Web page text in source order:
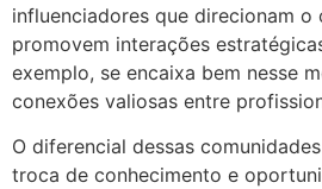
influenciadores que direcionam o
promovem interações
exemplo, se encaixa bem nesse
conexões valiosas entre
O diferencial dessas
troca de conhecimento e